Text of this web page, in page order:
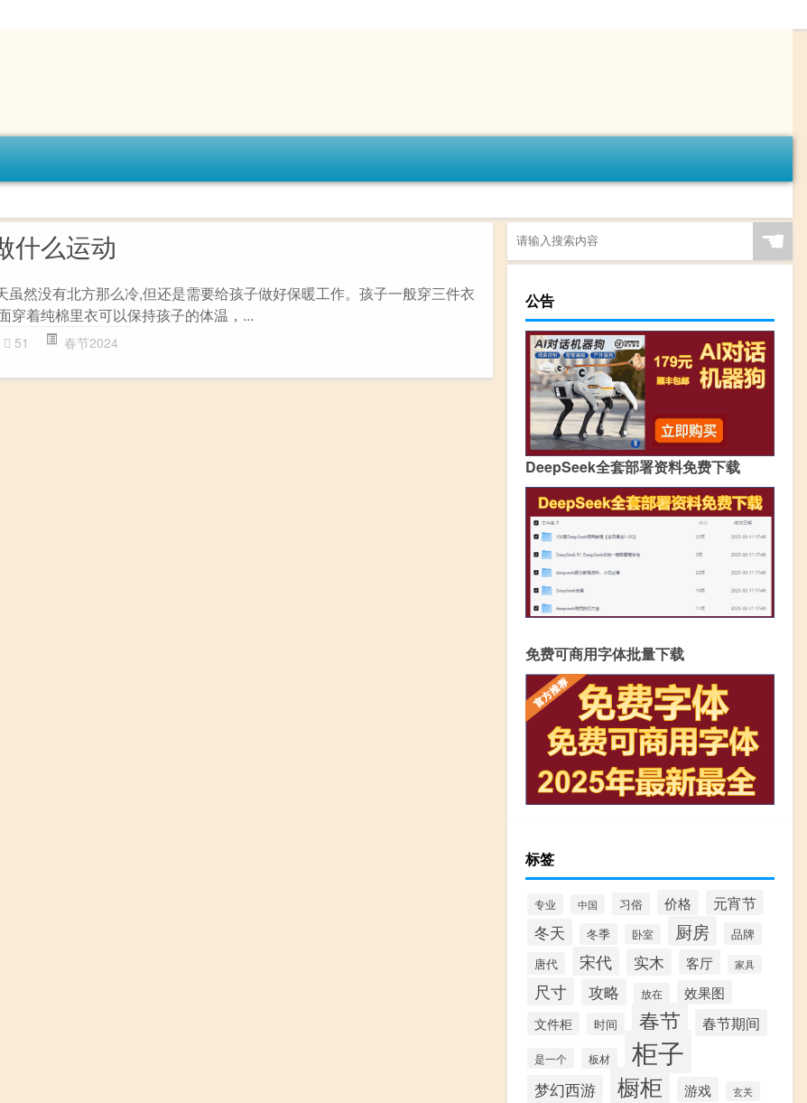
什么运动
虽然没有北方那么冷,但还是需要给孩子做好保暖工作。孩子一般穿三件衣
穿着纯棉里衣可以保持孩子的体温，...
51 春节2024
☚
公告
DeepSeek全套部署资料免费下载
免费可商用字体批量下载
标签
专业 中国 习俗 价格 元宵节
冬天 冬季 卧室 厨房
品牌
唐代
宋代 实木 客厅 家具
尺寸 攻略 放在 效果图
文件柜 时间 春节 春节期间
是一个 板材 柜子
梦幻西游 橱柜 游戏 玄关